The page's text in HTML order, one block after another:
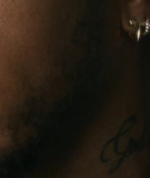
ni de aprender con
da.
le acompaña en
la historia de los
y los logros que ha